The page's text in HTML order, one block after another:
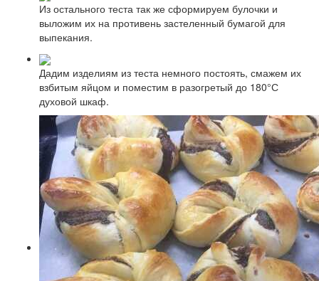
Из остального теста так же сформируем булочки и
выложим их на противень застеленный бумагой для
выпекания.
Дадим изделиям из теста немного постоять, смажем их
взбитым яйцом и поместим в разогретый до 180°С
духовой шкаф.